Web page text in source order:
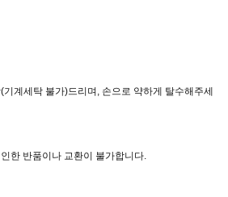
계세탁 불가)드리며, 손으로 약하게 탈수해주세
한 반품이나 교환이 불가합니다.